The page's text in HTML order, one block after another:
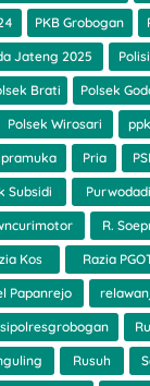
PKB Grobogan
Jateng 2025 Polisi
Brati Polsek
Polsek Wirosari
pramuka Pria
Subsidi Purwodadi
R.
Kos Razia
Papanrejo
Rusuh